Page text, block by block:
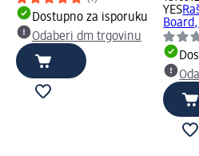
Dostupno za isporuku
Odaberi dm trgovinu
YES